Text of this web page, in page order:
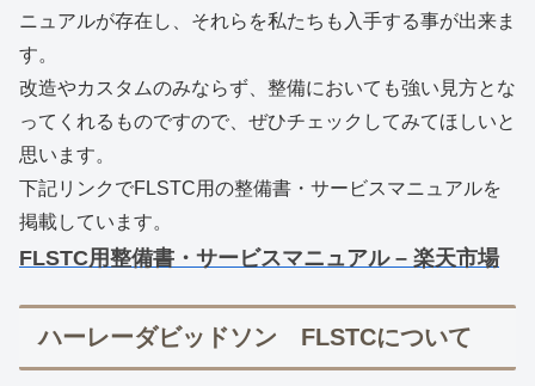
ニュアルが存在し、それらを私たちも入手する事が出来ま
す。
改造やカスタムのみならず、整備においても強い見方とな
ってくれるものですので、ぜひチェックしてみてほしいと
思います。
下記リンクでFLSTC用の整備書・サービスマニュアルを
掲載しています。
FLSTC用整備書・サービスマニュアル – 楽天市場
ハーレーダビッドソン FLSTCについて